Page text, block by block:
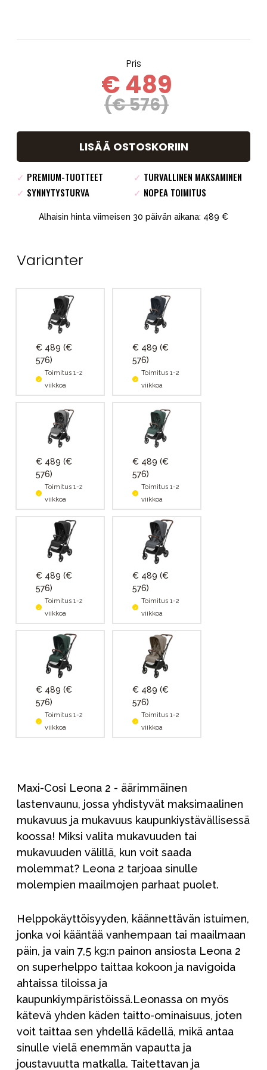
Pris
€ 489
(€ 576)
LISÄÄ OSTOSKORIIN
✓ PREMIUM-TUOTTEET ✓ TURVALLINEN MAKSAMINEN
✓ SYNNYTYSTURVA ✓ NOPEA TOIMITUS
Alhaisin hinta viimeisen 30 päivän aikana: 489 €
Varianter
€ 489 (€
576)
Toimitus 1-2
viikkoa
€ 489 (€
576)
Toimitus 1-2
viikkoa
€ 489 (€
576)
Toimitus 1-2
viikkoa
€ 489 (€
576)
Toimitus 1-2
viikkoa
€ 489 (€
576)
Toimitus 1-2
viikkoa
€ 489 (€
576)
Toimitus 1-2
viikkoa
€ 489 (€
576)
Toimitus 1-2
viikkoa
€ 489 (€
576)
Toimitus 1-2
viikkoa
Maxi-Cosi Leona 2 - äärimmäinen
lastenvaunu, jossa yhdistyvät maksimaalinen
mukavuus ja mukavuus kaupunkiystävällisessä
koossa! Miksi valita mukavuuden tai
mukavuuden välillä, kun voit saada
molemmat? Leona 2 tarjoaa sinulle
molempien maailmojen parhaat puolet.
Helppokäyttöisyyden, käännettävän istuimen,
jonka voi kääntää vanhempaan tai maailmaan
päin, ja vain 7,5 kg:n painon ansiosta Leona 2
on superhelppo taittaa kokoon ja navigoida
ahtaissa tiloissa ja
kaupunkiympäristöissä.Leonassa on myös
kätevä yhden käden taitto-ominaisuus, joten
voit taittaa sen yhdellä kädellä, mikä antaa
sinulle vielä enemmän vapautta ja
joustavuutta matkalla. Taitettavan ja